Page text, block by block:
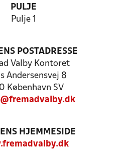
PULJE
Pulje 1
POSTADRESSE
Valby Kontoret
Andersensvej 8
København SV
HJEMMESIDE